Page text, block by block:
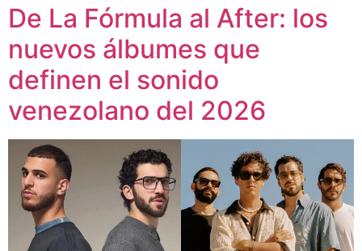
De La Fórmula al After: los
nuevos álbumes que
definen el sonido
venezolano del 2026